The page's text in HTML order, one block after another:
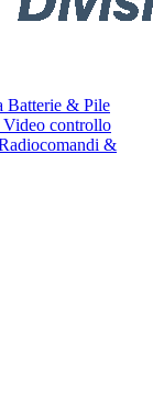
Batterie & Pile
Video controllo
&